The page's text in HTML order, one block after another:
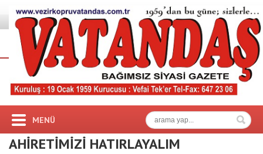
MENÜ
AHİRETİMİZİ HATIRLAYALIM